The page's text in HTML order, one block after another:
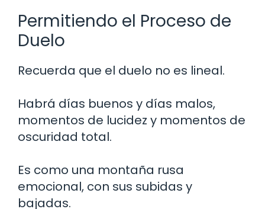
Permitiendo el Proceso de
Duelo
Recuerda que el duelo no es lineal.
Habrá días buenos y días malos,
momentos de lucidez y momentos de
oscuridad total.
Es como una montaña rusa
emocional, con sus subidas y
bajadas.